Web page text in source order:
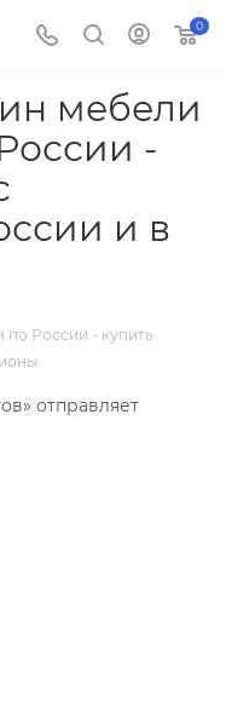
0
мебели
-
и в
по России - купить
отправляет